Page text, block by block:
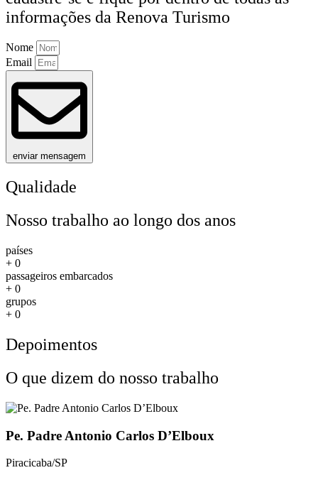
informações da Renova Turismo
Nome
Email
enviar mensagem
Qualidade
Nosso trabalho ao longo dos anos
países
+ 0
passageiros embarcados
+ 0
grupos
+ 0
Depoimentos
O que dizem do nosso trabalho
Pe. Padre Antonio Carlos D’Elboux
Piracicaba/SP